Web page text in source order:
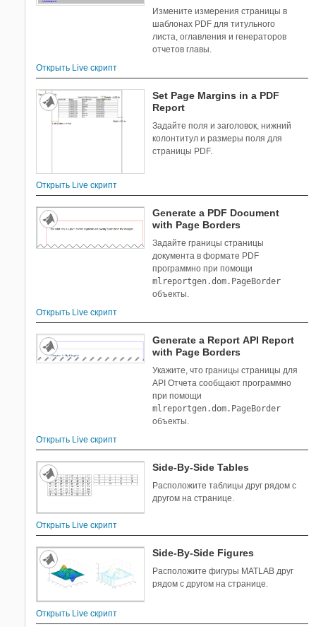
Измените измерения страницы в
шаблонах PDF для титульного
листа, оглавления и генераторов
отчетов главы.
Открыть Live скрипт
Set Page Margins in a PDF
Report
Задайте поля и заголовок, нижний
колонтитул и размеры поля для
страницы PDF.
Открыть Live скрипт
Generate a PDF Document
with Page Borders
Задайте границы страницы
документа в формате PDF
программно при помощи
mlreportgen.dom.PageBorder
объекты.
Открыть Live скрипт
Generate a Report API Report
with Page Borders
Укажите, что границы страницы для
API Отчета сообщают программно
при помощи
mlreportgen.dom.PageBorder
объекты.
Открыть Live скрипт
Side-By-Side Tables
Расположите таблицы друг рядом с
другом на странице.
Открыть Live скрипт
Side-By-Side Figures
Расположите фигуры MATLAB друг
рядом с другом на странице.
Открыть Live скрипт